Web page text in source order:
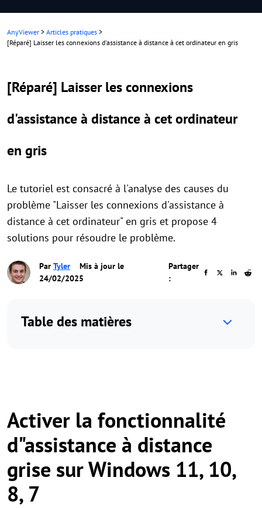
AnyViewer > Articles pratiques >
[Réparé] Laisser les connexions d'assistance à distance à cet ordinateur en gris
[Réparé] Laisser les connexions
d'assistance à distance à cet ordinateur
en gris
Le tutoriel est consacré à l'analyse des causes du
problème "Laisser les connexions d'assistance à
distance à cet ordinateur" en gris et propose 4
solutions pour résoudre le problème.
Par Tyler
Mis à jour le
24/02/2025
Partager
:
Table des matières
Activer la fonctionnalité
d"assistance à distance
grise sur Windows 11, 10,
8, 7